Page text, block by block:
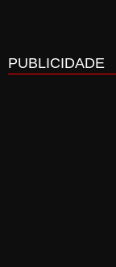
PUBLICIDADE